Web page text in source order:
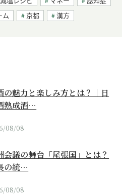
ム 京都 漢方
の魅力と楽しみ方とは？｜日
熟成酒…
08/08
会議の舞台「尾張国」とは？
の統…
08/08